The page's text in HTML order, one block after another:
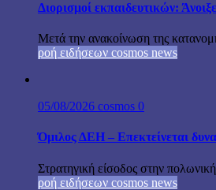
Διορισμοί εκπαιδευτικών:
Μετά την ανακοίνωση της
ροή ειδήσεων cosmos news
05/08/2026 cosmos 0
Όμιλος ΔΕΗ – Επεκτείνεται
Στρατηγική είσοδος στην
ροή ειδήσεων cosmos news